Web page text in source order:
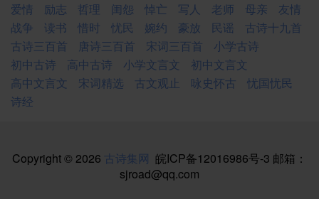
爱情
励志 哲理 闺怨 悼亡 写人 老师 母亲
友情
战争
读书 惜时 忧民 婉约 豪放 民谣
古诗十九首
古诗三百首
唐诗三百首 宋词三百首
小学古诗
初中古诗
高中古诗 小学文言文
初中文言文
高中文言文
宋词精选 古文观止 咏史怀古
忧国忧民
诗经
Copyright © 2026 古诗集网 皖ICP备12016986号-3 邮箱：
sjroad@qq.com